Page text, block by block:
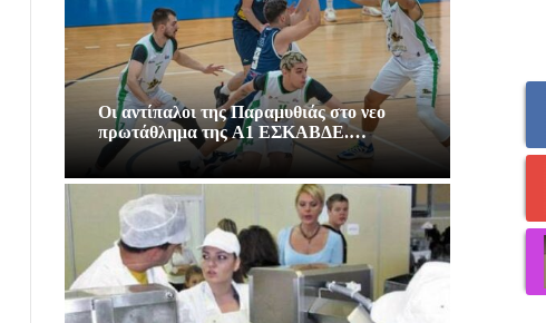
Οι αντίπαλοι της Παραμυθιάς στο νεο
πρωτάθλημα της A1 ΕΣΚΑΒΔΕ.…